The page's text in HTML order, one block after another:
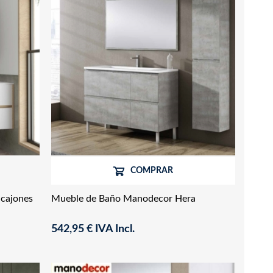
Mueble de Baño Manodecor Hera
542,95 € IVA Incl.
COMPRAR